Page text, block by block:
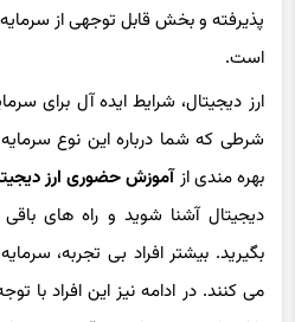
است.
ارز دیجیتال، شرایط ایده آل برای
شرطی که شما درباره این نوع
بهره مندی ازآموزش حضوری ارز
دیجیتال آشنا شوید و راه های
بگیرید. بیشتر افراد بی تجربه، سرمایه
می کنند. در ادامه نیز این افراد با
بازار ندارند، نمی توانند موقعیت خود